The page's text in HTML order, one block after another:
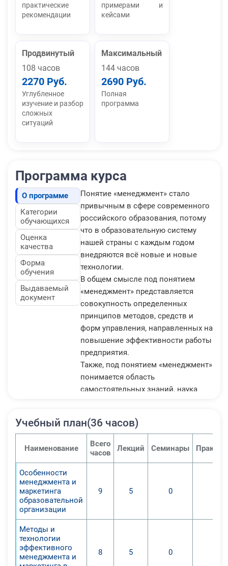
практические
рекомендации
примерами и
кейсами
Продвинутый
108 часов
2270 Руб.
Углубленное
изучение и разбор
сложных
ситуаций
Максимальный
144 часов
2690 Руб.
Полная
программа
Программа курса
О программе
Категории
обучающихся
Оценка
качества
Форма
обучения
Выдаваемый
документ
Понятие «менеджмент» стало
привычным в сфере современного
российского образования, потому
что в образовательную систему
нашей страны с каждым годом
внедряются всё новые и новые
технологии.
В общем смысле под понятием
«менеджмент» представляется
совокупность определенных
принципов методов, средств и
форм управления, направленных на
повышение эффективности работы
предприятия.
Также, под понятием «менеджмент»
понимается область
самостоятельных знаний, наука
– целый перечень принципов,
технологических способов
управления процессом
нацелен на повышение степени
эффективности работы
течение в политике, бизнесе и,
Учебный план(36 часов)
Наименование
Всего
часов
Лекций Семинары
Особенности
менеджмента и
маркетинга
образовательной
организации
9 5 0
Методы и
технологии
эффективного
менеджмента и
8 5 0